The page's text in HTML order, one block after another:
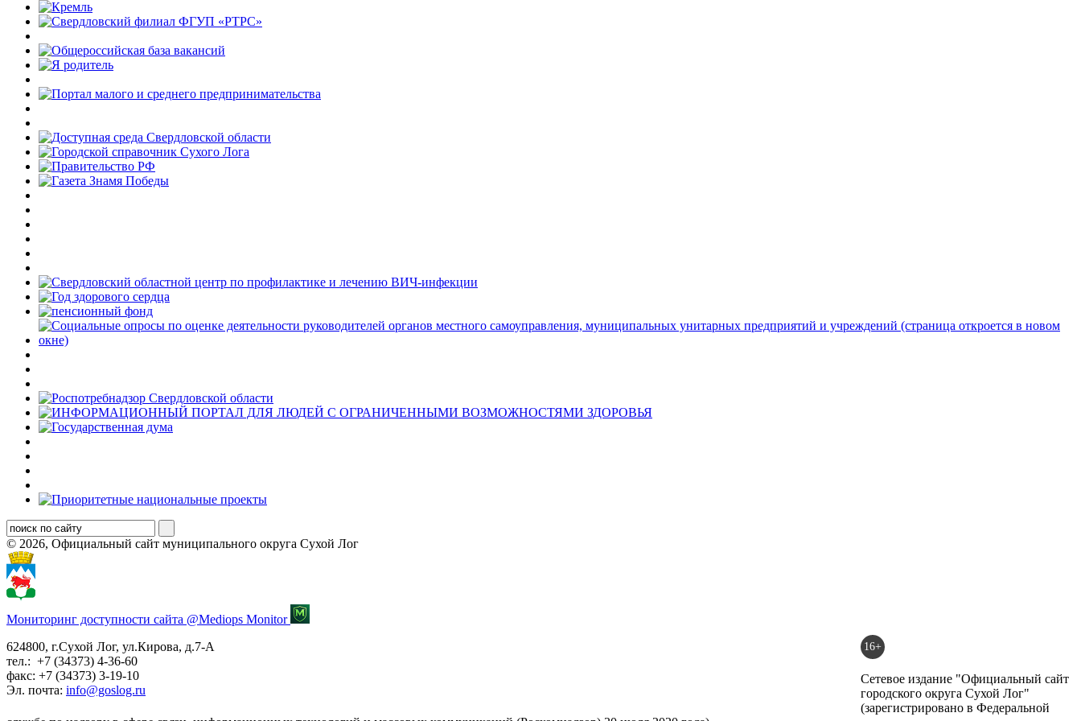
© 2026, Официальный сайт муниципального округа Сухой Лог
Мониторинг доступности сайта @Mediops Monitor
624800, г.Сухой Лог, ул.Кирова, д.7-А
тел.: +7 (34373) 4-36-60
факс: +7 (34373) 3-19-10
Эл. почта: info@goslog.ru
16+
Сетевое издание "Официальный сайт
городского округа Сухой Лог"
(зарегистрировано в Федеральной